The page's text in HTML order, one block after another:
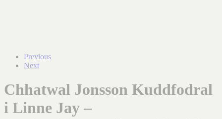
Previous
Next
Chhatwal Jonsson Kuddfodral
i Linne Jay –